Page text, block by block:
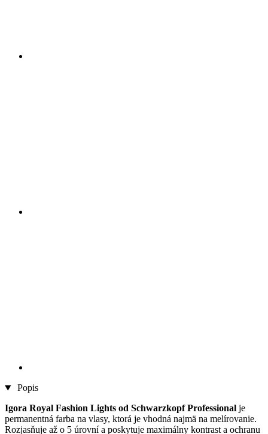
Popis
Igora Royal Fashion Lights od Schwarzkopf Professional je
permanentná farba na vlasy, ktorá je vhodná najmä na melírovanie.
Rozjasňuje až o 5 úrovní a poskytuje maximálny kontrast a ochranu